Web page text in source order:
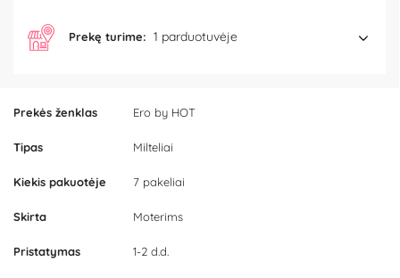
Prekės ženklas Ero by HOT
Tipas Milteliai
Kiekis pakuotėje 7 pakeliai
Skirta Moterims
Pristatymas 1-2 d.d.
Prekę turime: 1 parduotuvėje